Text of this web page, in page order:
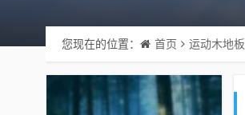
您现在的位置： 首页 运动木地板